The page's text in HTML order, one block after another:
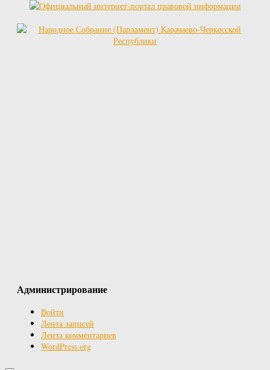
Администрирование
Войти
Лента записей
Лента комментариев
WordPress.org